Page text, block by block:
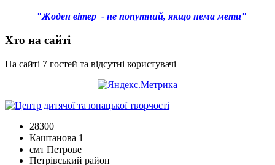
"Жоден вітер - не попутний, якщо нема мети"
Хто на сайті
На сайті 7 гостей та відсутні користувачі
28300
Каштанова 1
смт Петрове
Петрівський район